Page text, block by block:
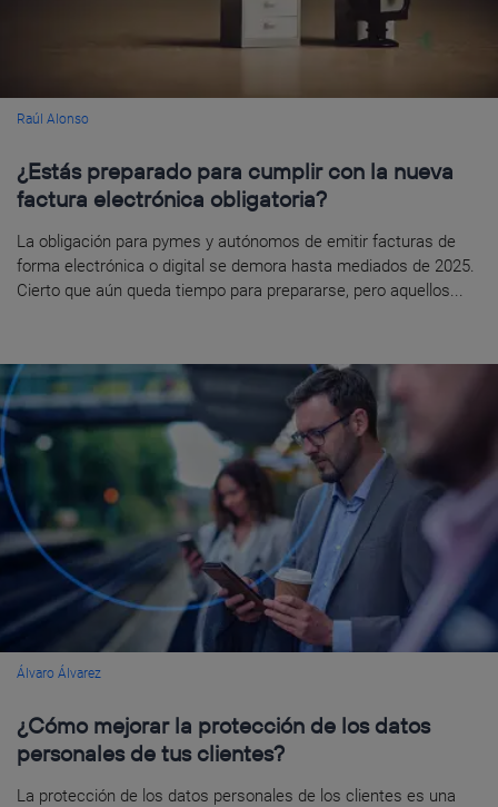
Raúl Alonso
¿Estás preparado para cumplir con la nueva
factura electrónica obligatoria?
La obligación para pymes y autónomos de emitir facturas de
forma electrónica o digital se demora hasta mediados de 2025.
Cierto que aún queda tiempo para prepararse, pero aquellos...
Álvaro Álvarez
¿Cómo mejorar la protección de los datos
personales de tus clientes?
La protección de los datos personales de los clientes es una